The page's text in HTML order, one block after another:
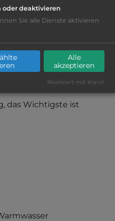
ruhig
das Wichtigste ist
oder deaktivieren
Sie alle Dienste aktivieren
Alle
akzeptieren
Realisiert mit Klaro!